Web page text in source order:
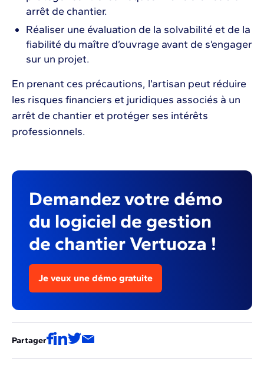
arrêt de chantier.
Réaliser une évaluation de la solvabilité et de la
fiabilité du maître d’ouvrage avant de s’engager
sur un projet.
En prenant ces précautions, l’artisan peut réduire
les risques financiers et juridiques associés à un
arrêt de chantier et protéger ses intérêts
professionnels.
Demandez votre démo
du logiciel de gestion
de chantier Vertuoza !
Je veux une démo gratuite
Partager